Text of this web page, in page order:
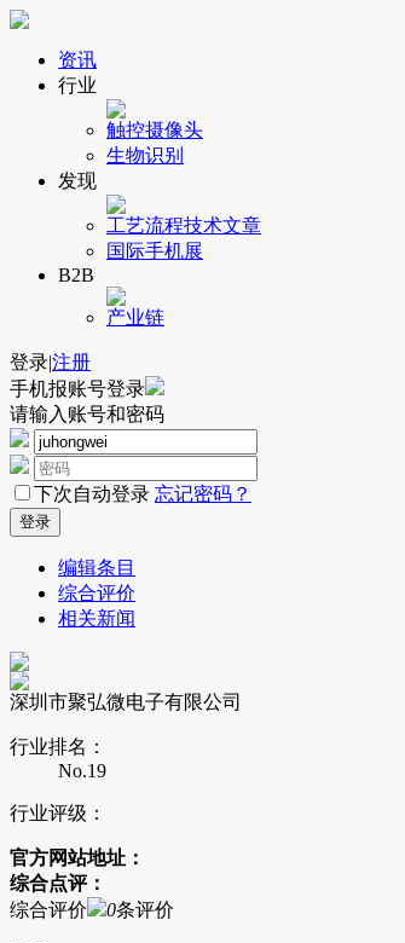
资讯
行业
触控摄像头
生物识别
发现
工艺流程技术文章
国际手机展
B2B
产业链
登录|注册
手机报账号登录
请输入账号和密码
下次自动登录 忘记密码？
编辑条目
综合评价
相关新闻
深圳市聚弘微电子有限公司
行业排名：
No.19
行业评级：
官方网站地址：
综合点评：
综合评价
0条评价